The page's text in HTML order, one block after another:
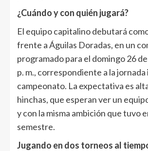
¿Cuándo y con quién jugará?
El equipo capitalino debutará
frente a Águilas Doradas, en un
programado para el domingo 26
p. m., correspondiente a la
campeonato. La expectativa es
hinchas, que esperan ver un
y con la misma ambición que tuvo
semestre.
Jugando en dos torneos al